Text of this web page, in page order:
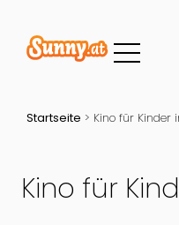
Startseite > Kino für Kinder
Kino für